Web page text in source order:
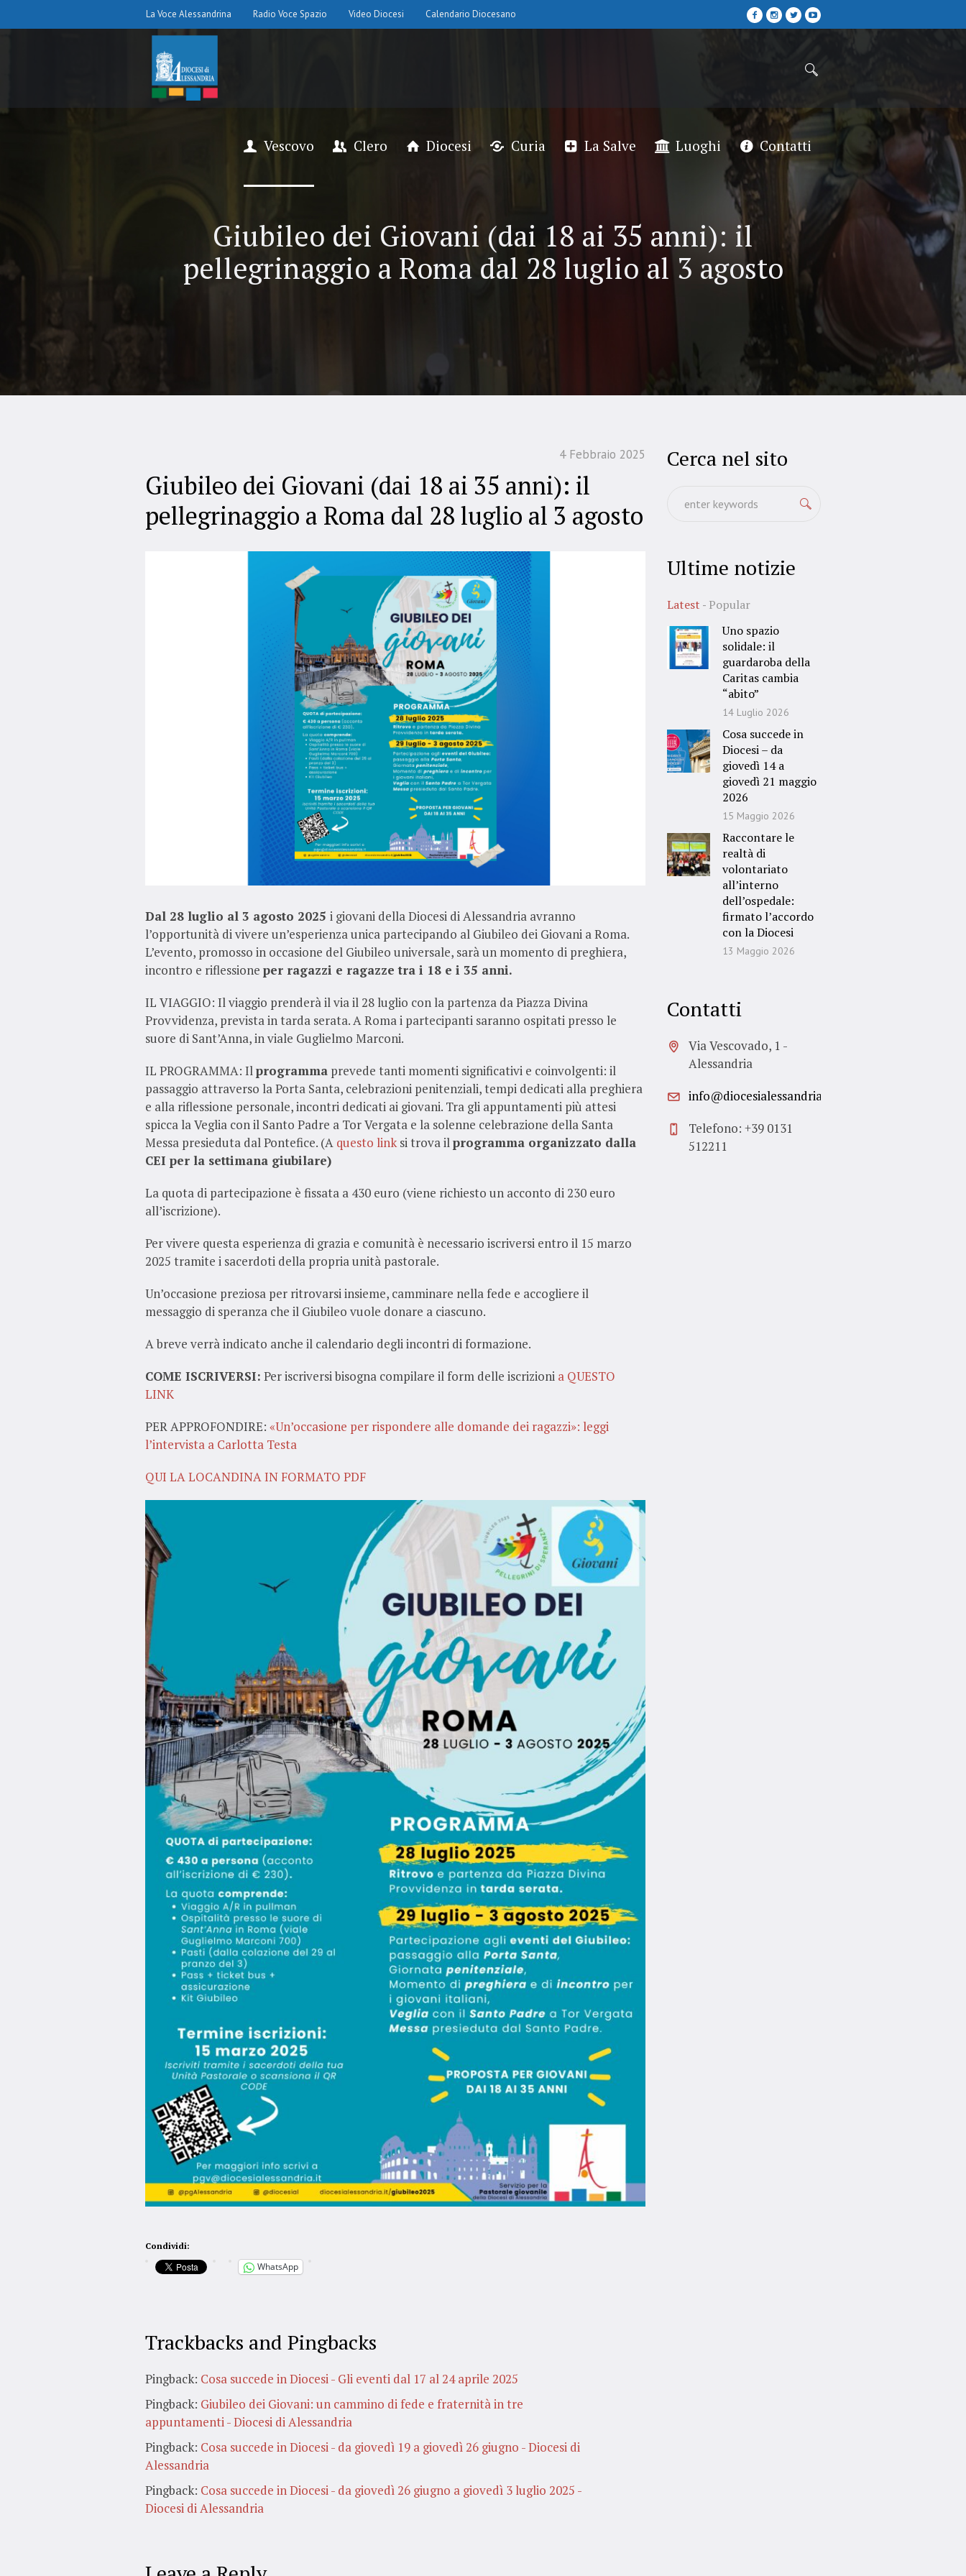
La Voce Alessandrina Radio Voce Spazio Video Diocesi Calendario Diocesano
Vescovo Clero Diocesi Curia La Salve Luoghi Contatti
Giubileo dei Giovani (dai 18 ai 35 anni): il
pellegrinaggio a Roma dal 28 luglio al 3 agosto
4 Febbraio 2025
Giubileo dei Giovani (dai 18 ai 35 anni): il
pellegrinaggio a Roma dal 28 luglio al 3 agosto
Dal 28 luglio al 3 agosto 2025 i giovani della Diocesi di Alessandria avranno
l’opportunità di vivere un’esperienza unica partecipando al Giubileo dei Giovani a Roma.
L’evento, promosso in occasione del Giubileo universale, sarà un momento di preghiera,
incontro e riflessione per ragazzi e ragazze tra i 18 e i 35 anni.
IL VIAGGIO: Il viaggio prenderà il via il 28 luglio con la partenza da Piazza Divina
Provvidenza, prevista in tarda serata. A Roma i partecipanti saranno ospitati presso le
suore di Sant’Anna, in viale Guglielmo Marconi.
IL PROGRAMMA: Ilprogramma prevede tanti momenti significativi e coinvolgenti: il
passaggio attraverso la Porta Santa, celebrazioni penitenziali, tempi dedicati alla preghiera
e alla riflessione personale, incontri dedicati ai giovani. Tra gli appuntamenti più attesi
spicca la Veglia con il Santo Padre a Tor Vergata e la solenne celebrazione della Santa
Messa presieduta dal Pontefice. (A questo linksi trova ilprogramma organizzato dalla
CEI per la settimana giubilare)
La quota di partecipazione è fissata a 430 euro (viene richiesto un acconto di 230 euro
all’iscrizione).
Per vivere questa esperienza di grazia e comunità è necessario iscriversi entro il 15 marzo
2025 tramite i sacerdoti della propria unità pastorale.
Un’occasione preziosa per ritrovarsi insieme, camminare nella fede e accogliere il
messaggio di speranza che il Giubileo vuole donare a ciascuno.
A breve verrà indicato anche il calendario degli incontri di formazione.
COME ISCRIVERSI: Per iscriversi bisogna compilare il form delle iscrizioni a QUESTO
LINK
PER APPROFONDIRE: «Un’occasione per rispondere alle domande dei ragazzi»: leggi
l’intervista a Carlotta Testa
QUI LA LOCANDINA IN FORMATO PDF
Condividi:
WhatsApp
Trackbacks and Pingbacks
Pingback: Cosa succede in Diocesi - Gli eventi dal 17 al 24 aprile 2025
Pingback: Giubileo dei Giovani: un cammino di fede e fraternità in tre
appuntamenti - Diocesi di Alessandria
Pingback: Cosa succede in Diocesi - da giovedì 19 a giovedì 26 giugno - Diocesi di
Alessandria
Pingback: Cosa succede in Diocesi - da giovedì 26 giugno a giovedì 3 luglio 2025 -
Diocesi di Alessandria
Cerca nel sito
Ultime notizie
Latest
Popular
Uno spazio
solidale: il
guardaroba della
Caritas cambia
“abito”
14 Luglio 2026
Cosa succede in
Diocesi – da
giovedì 14 a
giovedì 21 maggio
2026
15 Maggio 2026
Raccontare le
realtà di
volontariato
all’interno
dell’ospedale:
firmato l’accordo
con la Diocesi
13 Maggio 2026
Contatti
Via Vescovado, 1 -
Alessandria
info@diocesialessandria.it
Telefono: +39 0131
512211